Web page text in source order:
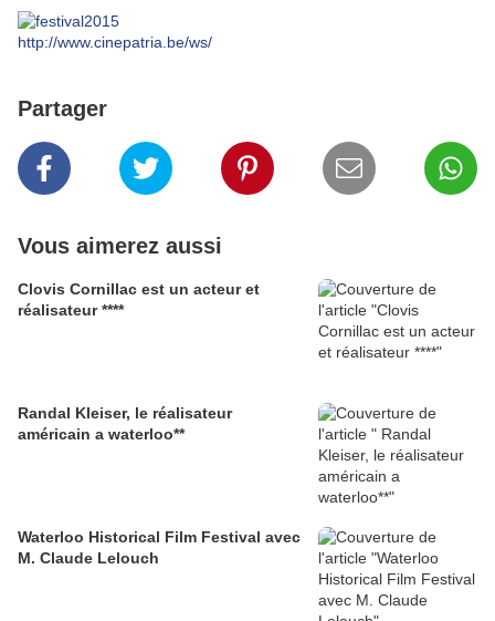
http://www.cinepatria.be/ws/
Partager
Vous aimerez aussi
Clovis Cornillac est un acteur et
réalisateur ****
Randal Kleiser, le réalisateur
américain a waterloo**
Waterloo Historical Film Festival avec
M. Claude Lelouch